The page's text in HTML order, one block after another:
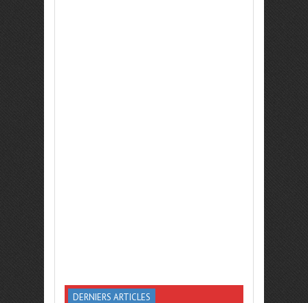
DERNIERS ARTICLES